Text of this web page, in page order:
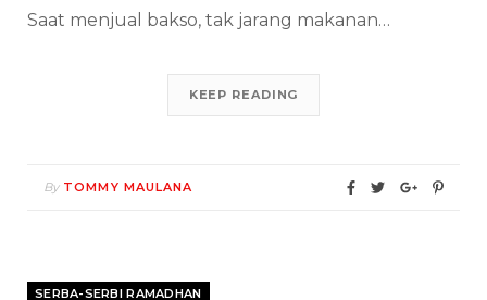
Saat menjual bakso, tak jarang makanan…
KEEP READING
By TOMMY MAULANA
SERBA-SERBI RAMADHAN